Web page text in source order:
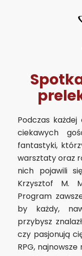
Podczas
ciekawych
fantastyki,
warsztaty oraz
nich pojawili
Krzysztof M.
Program
by każdy,
przybysz
czy pasjonują
RPG,